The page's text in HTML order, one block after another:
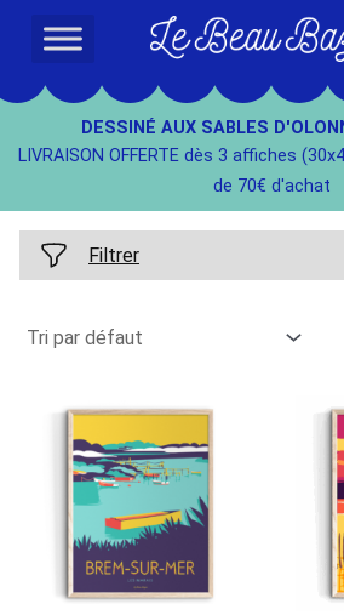
L
e
B
e
a
u
a
a
DESSINÉ AUX SABLES
LIVRAISON OFFERTE dès 3 affiches
de 70€ d'achat
Filtrer